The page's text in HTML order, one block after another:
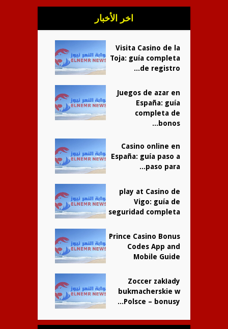
اخر الأخبار
Visita Casino de la
Toja: guía completa
de registro...
Juegos de azar en
España: guía
completa de
bonos...
Casino online en
España: guía paso a
paso para...
play at Casino de
Vigo: guía de
seguridad completa
Prince Casino Bonus
Codes App and
Mobile Guide
Zoccer zakłady
bukmacherskie w
Polsce – bonusy...